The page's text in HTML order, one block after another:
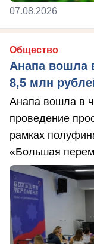
07.08.2026
Общество
Анапа вошла
8,5 млн
Анапа вошла в
проведение
рамках
«Большая